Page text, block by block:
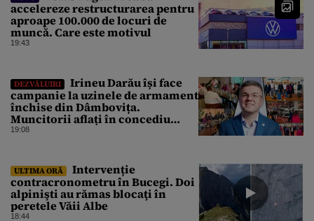
accelereze restructurarea pentru
aproape 100.000 de locuri de
muncă. Care este motivul
19:43
DEZVĂLUIRI
Irineu Darău își face
campanie la uzinele de armament
închise din Dâmbovița.
Muncitorii aflați în concediu
forțat din cauza lipsei comenzilor
19:08
ULTIMA ORĂ
Intervenție
contracronometru în Bucegi. Doi
alpinişti au rămas blocaţi în
peretele Văii Albe
18:44